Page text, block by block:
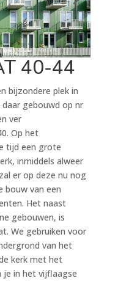
40-44
bijzondere plek in
daar gebouwd op nr
ver
Op het
tijd een grote
inmiddels alweer
er op deze nu nog
bouw van een
Het naast
gebouwen, is
We gebruiken voor
van het
kerk met het
je in het vijflaagse